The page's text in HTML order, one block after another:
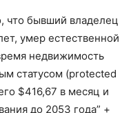
что бывший владелец
умер естественной
недвижимость
статусом (protected
$416,67 в месяц и
до 2053 года” +